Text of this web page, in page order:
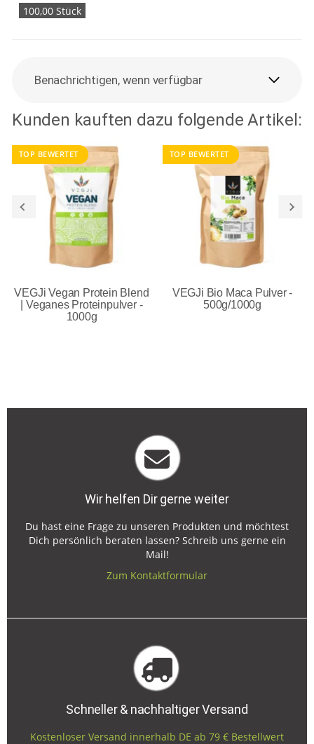
100,00 Stück
Benachrichtigen, wenn verfügbar
Kunden kauften dazu folgende Artikel:
TOP BEWERTET
VEGJi Vegan Protein Blend
| Veganes Proteinpulver -
1000g
TOP BEWERTET
VEGJi Bio Maca Pulver -
500g/1000g
Wir helfen Dir gerne weiter
Du hast eine Frage zu unseren Produkten und möchtest
Dich persönlich beraten lassen? Schreib uns gerne ein
Mail!
Zum Kontaktformular
Schneller & nachhaltiger Versand
Kostenloser Versand innerhalb DE ab 79 € Bestellwert